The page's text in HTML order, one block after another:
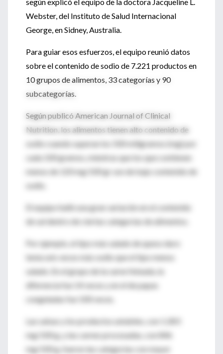
Webster, del Instituto de Salud Internacional
George, en Sidney, Australia.
Para guiar esos esfuerzos, el equipo reunió datos
sobre el contenido de sodio de 7.221 productos en
10 grupos de alimentos, 33 categorías y 90
subcategorías.
Según publicó American Journal of Clinical
Nutrition, los alimentos tienen alto contenido de
sodio cuando superan los 500 miligramos (mg) por
cada 100 gramos, mientras que los que contienen
menos de 120 mg/100 gr son de bajo contenido de
sodio.
El equipo halló una gran variación en el contenido
de sal dentro de ciertas categorías de alimentos.
Por ejemplo, el tipo más salado de queso duro
tenía seis veces más sodio que el tipo menos
salado. En el grupo de la carne feteada, la
diferencia fue 14 veces y en el de papas
congeladas fue 100 veces.
Las salsas y los productos untables, con 1.283
mg/100 g, y las carnes procesadas, con 846
mg/100 g, fueron las categorías con mayor